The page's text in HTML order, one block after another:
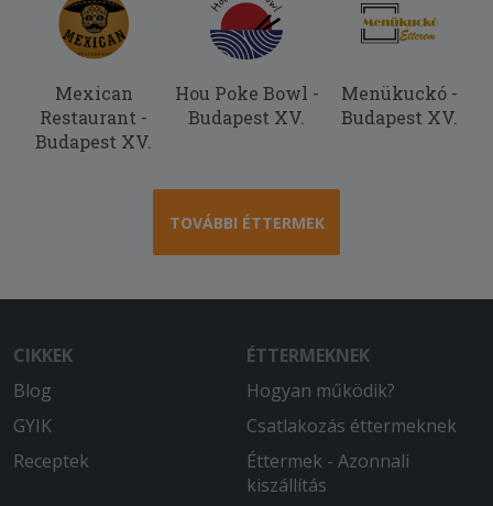
Mexican
Restaurant -
Budapest XV.
Hou Poke Bowl -
Budapest XV.
Menükuckó -
Budapest XV.
TOVÁBBI ÉTTERMEK
CIKKEK
Blog
GYIK
Receptek
ÉTTERMEKNEK
Hogyan működik?
Csatlakozás éttermeknek
Éttermek - Azonnali
kiszállítás